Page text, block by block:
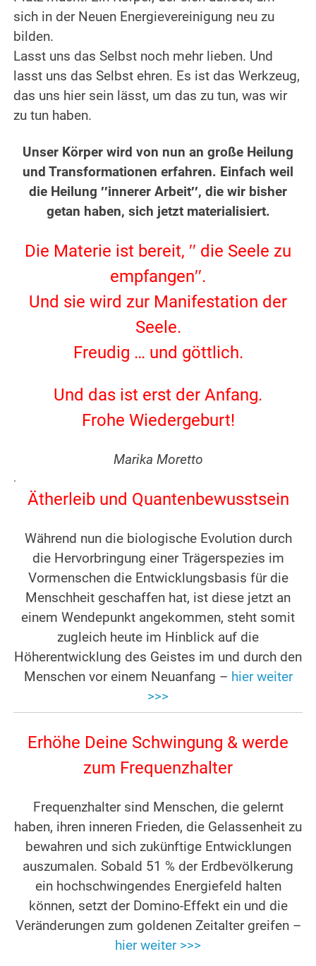
sich in der Neuen Energievereinigung neu zu
bilden.
Lasst uns das Selbst noch mehr lieben. Und
lasst uns das Selbst ehren. Es ist das Werkzeug,
das uns hier sein lässt, um das zu tun, was wir
zu tun haben.
Unser Körper wird von nun an große Heilung
und Transformationen erfahren. Einfach weil
die Heilung ′′innerer Arbeit′′, die wir bisher
getan haben, sich jetzt materialisiert.
Die Materie ist bereit, ′′ die Seele zu
empfangen′′.
Und sie wird zur Manifestation der
Seele.
Freudig … und göttlich.
Und das ist erst der Anfang.
Frohe Wiedergeburt!
Marika Moretto
.
Ätherleib und Quantenbewusstsein
Während nun die biologische Evolution durch
die Hervorbringung einer Trägerspezies im
Vormenschen die Entwicklungsbasis für die
Menschheit geschaffen hat, ist diese jetzt an
einem Wendepunkt angekommen, steht somit
zugleich heute im Hinblick auf die
Höherentwicklung des Geistes im und durch den
Menschen vor einem Neuanfang – hier weiter
>>>
Erhöhe Deine Schwingung & werde
zum Frequenzhalter
Frequenzhalter sind Menschen, die gelernt
haben, ihren inneren Frieden, die Gelassenheit zu
bewahren und sich zukünftige Entwicklungen
auszumalen. Sobald 51 % der Erdbevölkerung
ein hochschwingendes Energiefeld halten
können, setzt der Domino-Effekt ein und die
Veränderungen zum goldenen Zeitalter greifen –
hier weiter >>>